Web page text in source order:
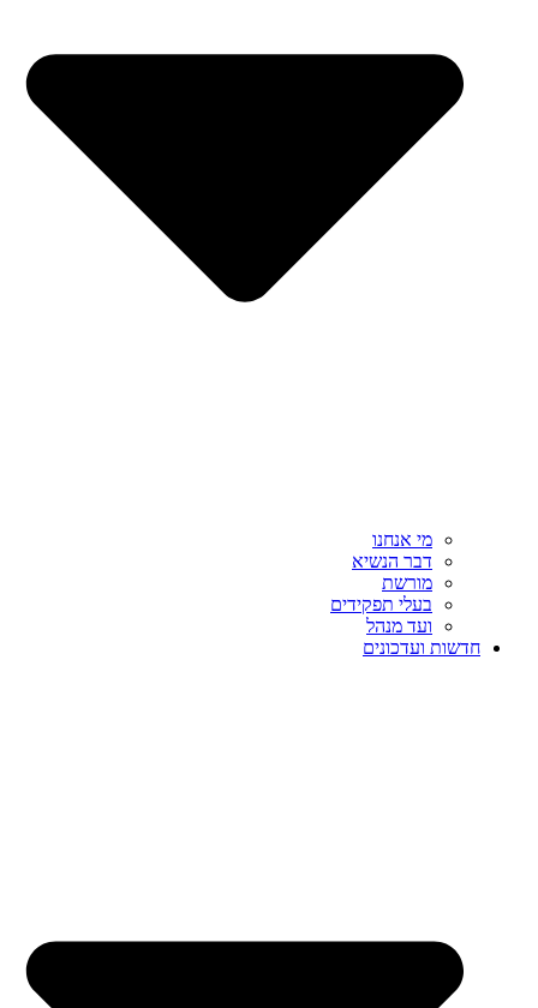
מי אנחנו
דבר הנשיא
מורשת
בעלי תפקידים
ועד מנהל
חדשות ועדכונים